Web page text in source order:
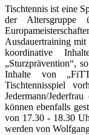
Tischtennis ist eine
der
Ausdauertraining
koordinative
„Sturzprävention“,
Inhalte von
Tischtennisspiel
Jedermann/
können ebenfalls
von 17.30 - 18.30
werden von